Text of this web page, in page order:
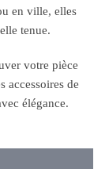
en ville, elles
tenue.
votre pièce
accessoires de
élégance.